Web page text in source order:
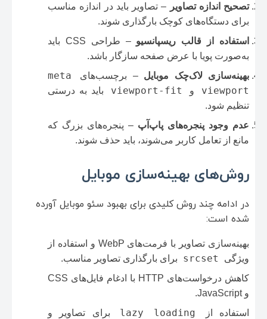
تصحیح اندازه تصاویر
– تصاویر باید در اندازه مناسب
برای دستگاه‌های کوچک بارگذاری شوند.
استفاده از قالب ریسپانسیو
– طراحی CSS باید
به‌صورت پویا با عرض صفحه سازگار باشد.
بهینه‌سازی لاک‌چک موبایل – برچسب‌های
meta
viewport
و viewport-fit
باید به درستی
تنظیم شود.
عدم وجود پنجره‌های پاپ‌آپ – پنجره‌های بزرگ که
مانع از تعامل کاربر می‌شوند، باید حذف شوند.
روش‌های بهینه‌سازی موبایل
در ادامه چند روش کلیدی برای بهبود سئو موبایل آورده
شده است:
بهینه‌سازی تصاویر با فرمت‌های WebP و استفاده از
ویژگی
srcset
برای بارگذاری تصاویر مناسب.
کاهش درخواست‌های HTTP با ادغام فایل‌های CSS
و JavaScript.
استفاده از
lazy loading
برای تصاویر و